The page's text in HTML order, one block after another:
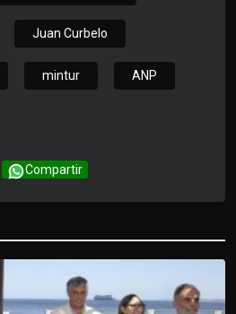
Juan Curbelo
mintur ANP
Compartir